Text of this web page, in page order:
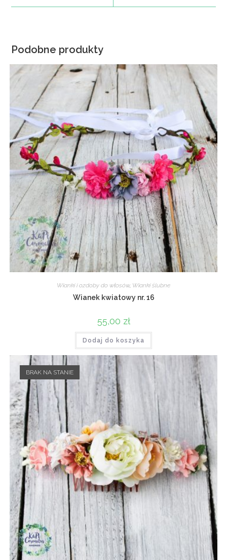
window
window
Podobne produkty
Wianki i ozdoby do włosów, Wianki ślubne
Wianek kwiatowy nr. 16
55,00 zł
Dodaj do koszyka
BRAK NA STANIE